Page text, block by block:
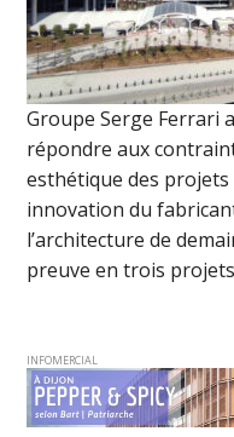
Groupe Serge Ferrari
répondre aux
esthétique des
innovation du
l’architecture de
preuve en trois
INFOMERCIAL